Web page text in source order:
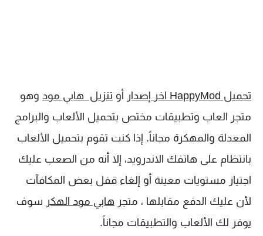
تحميل HappyMod اخر إصدار أو تنزيل هابي مود وهو
متجر العاب وتطبيقات مختص بتحميل الألعاب والبرامج
المعدلة والمهكرة مجاناً. إذا كنت تقوم بتحميل الألعاب
بانتظام على هاتفك الاندرويد، إلا أنه من الصعب عليك
اجتياز مستويات معينة أو إلغاء قفل بعض المكافآت
لأن عليك الدفع مقابلها ، متجر هابي مود الهكر سوف
يوفر لك الألعاب والتطبيقات مجاناً.